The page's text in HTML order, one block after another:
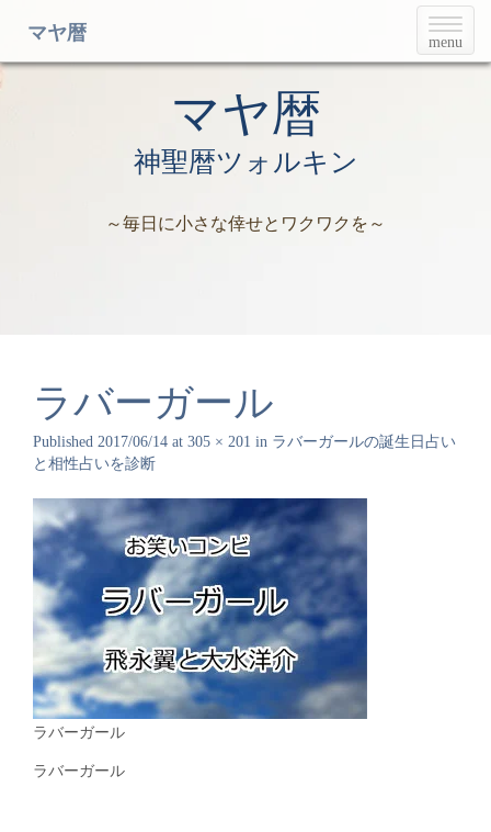
T
o
g
menu
マヤ暦
マヤ暦
神聖暦ツォルキン
～毎日に小さな倖せとワクワクを～
ラバーガール
Published 2017/06/14 at 305 × 201 in ラバーガールの誕生日占い
と相性占いを診断
ラバーガール
ラバーガール